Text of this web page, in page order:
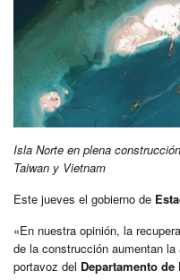
Isla Norte en plena
Taiwan y Vietnam
Este jueves el gobierno de
«En nuestra opinión, la
de la construcción aumentan
portavoz del Departamento de